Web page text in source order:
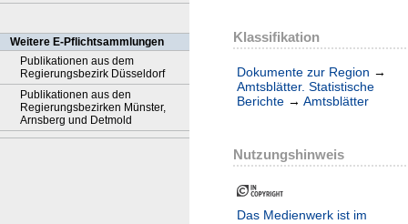
Weitere E-Pflichtsammlungen
Publikationen aus dem
Regierungsbezirk Düsseldorf
Publikationen aus den
Regierungsbezirken Münster,
Arnsberg und Detmold
Klassifikation
Dokumente zur Region →
Amtsblätter. Statistische
Berichte → Amtsblätter
Nutzungshinweis
Das Medienwerk ist im